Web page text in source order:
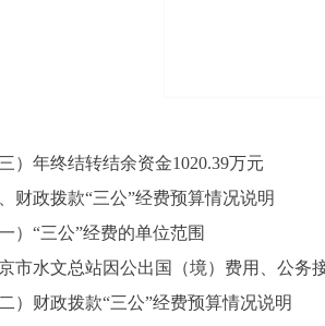
年终结转结余资金1020.39万元
政拨款“三公”经费预算情况说明
“三公”经费的单位范围
水文总站因公出国（境）费用、公务接
财政拨款“三公”经费预算情况说明